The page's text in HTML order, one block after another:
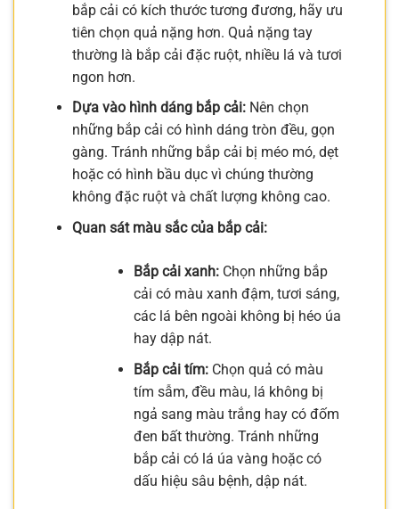
bắp cải có kích thước tương đương, hãy ưu
tiên chọn quả nặng hơn. Quả nặng tay
thường là bắp cải đặc ruột, nhiều lá và tươi
ngon hơn.
Dựa vào hình dáng bắp cải:Nên chọn
những bắp cải có hình dáng tròn đều, gọn
gàng. Tránh những bắp cải bị méo mó, dẹt
hoặc có hình bầu dục vì chúng thường
không đặc ruột và chất lượng không cao.
Quan sát màu sắc của bắp cải:
Bắp cải xanh:Chọn những bắp
cải có màu xanh đậm, tươi sáng,
các lá bên ngoài không bị héo úa
hay dập nát.
Bắp cải tím:Chọn quả có màu
tím sẫm, đều màu, lá không bị
ngả sang màu trắng hay có đốm
đen bất thường. Tránh những
bắp cải có lá úa vàng hoặc có
dấu hiệu sâu bệnh, dập nát.